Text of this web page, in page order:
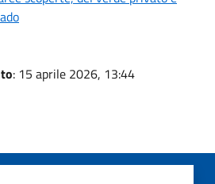
: 15 aprile 2026, 13:44